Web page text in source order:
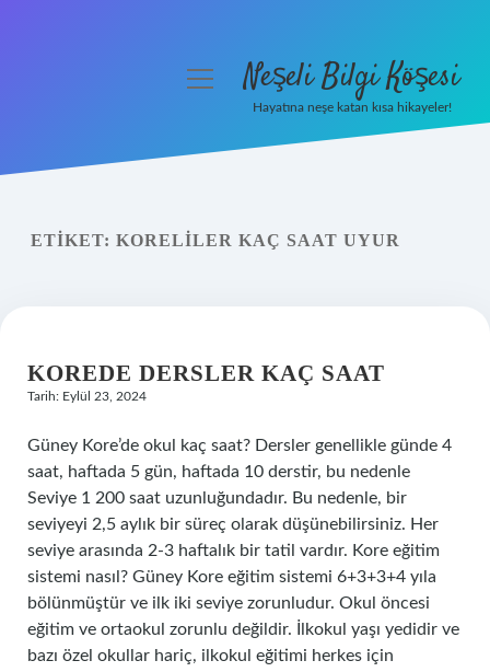
Yasal Uyarı
menüyüNeşeli Bilgi Köşesi
Hayatına neşe katan kısa hikayeler!
ETIKET: KORELILER KAÇ SAAT UYUR
KOREDE DERSLER KAÇ SAAT
Tarih: Eylül 23, 2024
Güney Kore’de okul kaç saat? Dersler genellikle günde 4
saat, haftada 5 gün, haftada 10 derstir, bu nedenle
Seviye 1 200 saat uzunluğundadır. Bu nedenle, bir
seviyeyi 2,5 aylık bir süreç olarak düşünebilirsiniz. Her
seviye arasında 2-3 haftalık bir tatil vardır. Kore eğitim
sistemi nasıl? Güney Kore eğitim sistemi 6+3+3+4 yıla
bölünmüştür ve ilk iki seviye zorunludur. Okul öncesi
eğitim ve ortaokul zorunlu değildir. İlkokul yaşı yedidir ve
bazı özel okullar hariç, ilkokul eğitimi herkes için